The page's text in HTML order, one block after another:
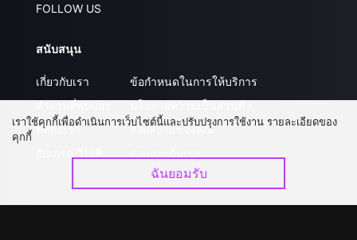
FOLLOW US
สนับสนุน
เกี่ยวกับเรา
ติดต่อเรา
ข้อกำหนดในการให้บริการ
ส่งผลงานของคุณ
เราใช้คุกกี้เพื่อดำเนินการเว็บไซต์นี้และปรับปรุงการใช้งาน รายละเอียดของ
คุกกี้
ฉันยอมรับ